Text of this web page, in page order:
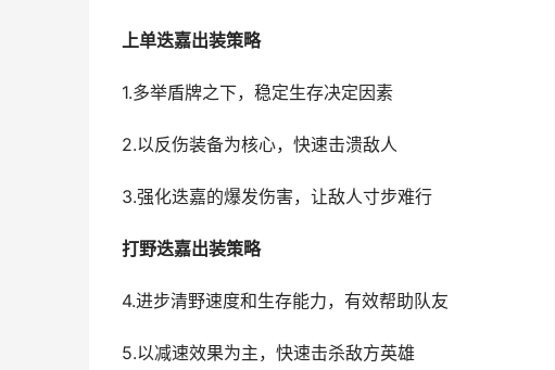
上单迭嘉出装策略
1.多举盾牌之下，稳定生存决定因素
2.以反伤装备为核心，快速击溃敌人
3.强化迭嘉的爆发伤害，让敌人寸步难行
打野迭嘉出装策略
4.进步清野速度和生存能力，有效帮助队友
5.以减速效果为主，快速击杀敌方英雄